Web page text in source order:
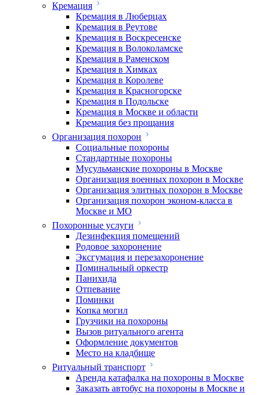
Кремация
Кремация в Люберцах
Кремация в Реутове
Кремация в Воскресенске
Кремация в Волоколамске
Кремация в Раменском
Кремация в Химках
Кремация в Королеве
Кремация в Красногорске
Кремация в Подольске
Кремация в Москве и области
Кремация без прощания
Организация похорон
Социальные похороны
Стандартные похороны
Мусульманские похороны в Москве
Организация военных похорон в Москве
Организация элитных похорон в Москве
Организация похорон эконом-класса в
Москве и МО
Похоронные услуги
Дезинфекция помещений
Родовое захоронение
Эксгумация и перезахоронение
Поминальный оркестр
Панихида
Отпевание
Поминки
Копка могил
Грузчики на похороны
Вызов ритуального агента
Оформление документов
Место на кладбище
Ритуальный транспорт
Аренда катафалка на похороны в Москве
Заказать автобус на похороны в Москве и